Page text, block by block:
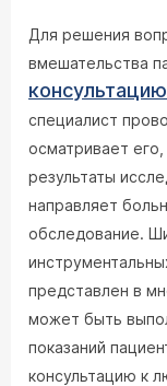
Для решения
вмешательства
специалист
осматривает
результаты
направляет
обследование.
представлен в
может быть
показаний
консультацию к